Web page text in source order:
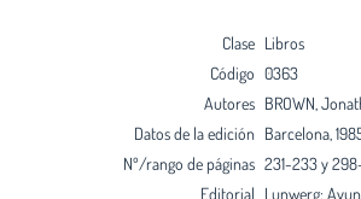
Clase Libros
Código 0363
Autores BROWN,
Datos de la edición Barcelona,
Nº/rango de páginas 231-233 y
Editorial Lunwerg;